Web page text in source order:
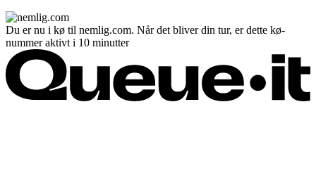
Du er nu i kø til nemlig.com. Når det bliver din tur, er dette kø-
nummer aktivt i 10 minutter